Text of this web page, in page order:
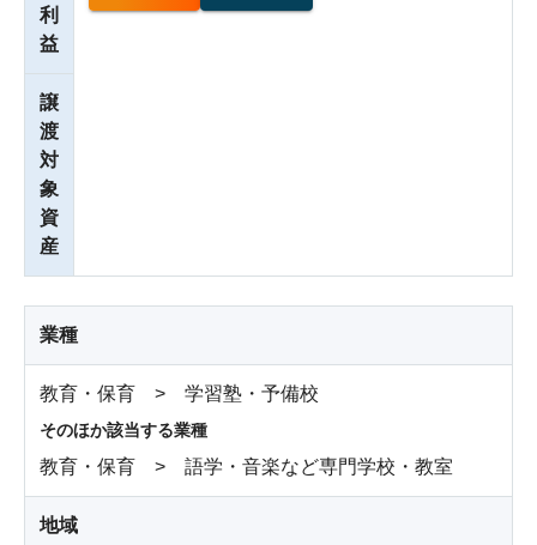
利
益
譲
渡
対
象
資
産
業種
教育・保育 > 学習塾・予備校
そのほか該当する業種
教育・保育 > 語学・音楽など専門学校・教室
地域